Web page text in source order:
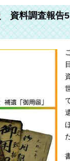
資料調査報